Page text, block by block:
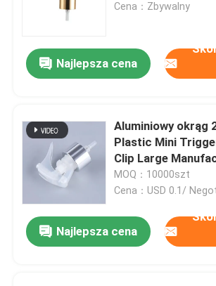
Cena：Zbywalny
Najlepsza cena
Aluminiowy okrąg
Plastic Mini
Clip Large
MOQ：10000szt
Cena：USD 0.1/
Najlepsza cena